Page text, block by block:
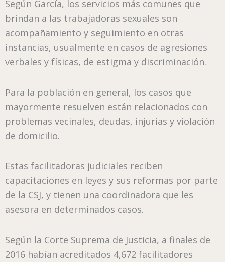
Según García, los servicios más comunes que
brindan a las trabajadoras sexuales son
acompañamiento y seguimiento en otras
instancias, usualmente en casos de agresiones
verbales y físicas, de estigma y discriminación.
Para la población en general, los casos que
mayormente resuelven están relacionados con
problemas vecinales, deudas, injurias y violación
de domicilio.
Estas facilitadoras judiciales reciben
capacitaciones en leyes y sus reformas por parte
de la CSJ, y tienen una coordinadora que les
asesora en determinados casos.
Según la Corte Suprema de Justicia, a finales de
2016 habían acreditados 4,672 facilitadores